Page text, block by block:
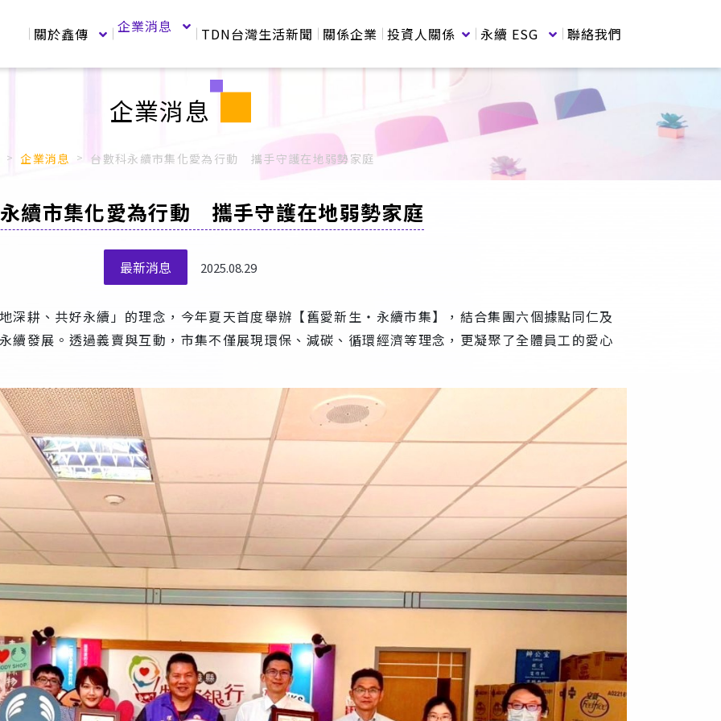
關於鑫傳 企業消息 TDN台灣生活新聞 關係企業 投資人關係 永續 ESG 聯絡我們
企業消息
企業消息 台數科永續市集化愛為行動 攜手守護在地弱勢家庭
續市集化愛為行動 攜手守護在地弱勢家庭
最新消息 2025.08.29
深耕、共好永續」的理念，今年夏天首度舉辦【舊愛新生・永續市集】，結合集團六個據點同仁及
續發展。透過義賣與互動，市集不僅展現環保、減碳、循環經濟等理念，更凝聚了全體員工的愛心